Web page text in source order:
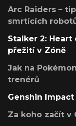
Arc Raiders –
smrtících
Stalker 2:
přežití v Zóně
Jak na
trenérů
Genshin
Za koho začít v